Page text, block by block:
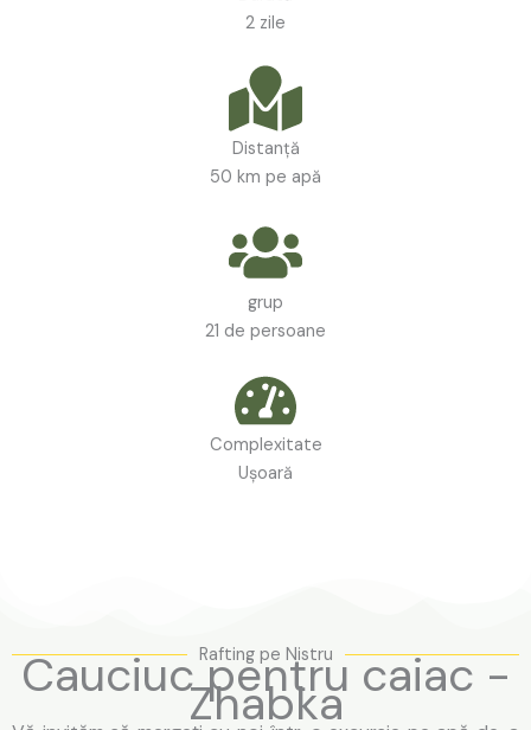
2 zile
Distanţă
50 km pe apă
grup
21 de persoane
Complexitate
Ușoară
Rafting pe Nistru
Cauciuc pentru caiac -
Zhabka